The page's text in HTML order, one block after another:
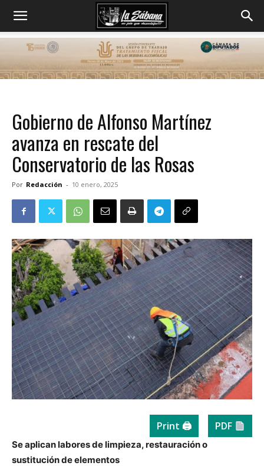
Gobierno de Alfonso Martínez
avanza en rescate del
Conservatorio de las Rosas
Por Redacción - 10 enero, 2025
Print 🖨 PDF
Se aplican labores de limpieza, restauración o
sustitución de elementos